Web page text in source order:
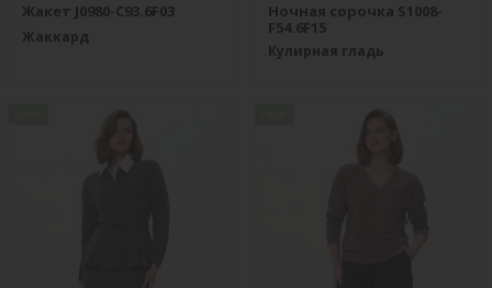
Жакет J0980-C93.6F03
Жаккард
Ночная сорочка S1008-
F54.6F15
Кулирная гладь